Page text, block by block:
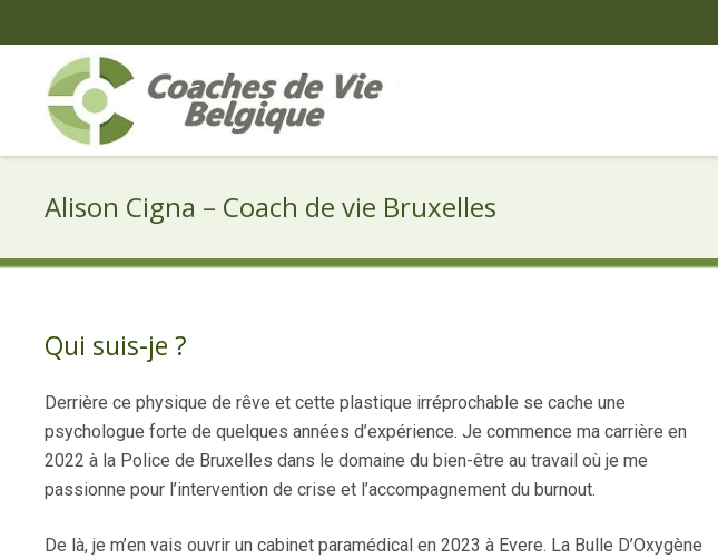
Alison Cigna – Coach de vie Bruxelles
Qui suis-je ?
Derrière ce physique de rêve et cette plastique irréprochable se cache une
psychologue forte de quelques années d’expérience. Je commence ma carrière en
2022 à la Police de Bruxelles dans le domaine du bien-être au travail où je me
passionne pour l’intervention de crise et l’accompagnement du burnout.
De là, je m’en vais ouvrir un cabinet paramédical en 2023 à Evere. La Bulle D’Oxygène